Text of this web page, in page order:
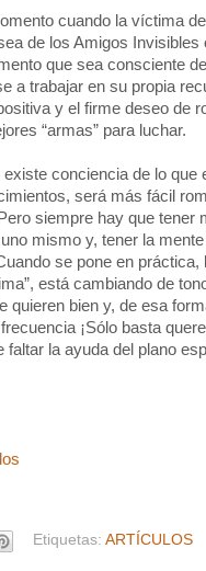
cuando la víctima
de los Amigos
que sea consciente
a trabajar en su propia
y el firme deseo de
“armas” para luchar.
existe conciencia de lo
será más fácil
siempre hay que
mismo y, tener la
se pone en
está cambiando de
quieren bien y, de esa
¡Sólo basta
faltar la ayuda del plano
Etiquetas: ARTÍCULOS